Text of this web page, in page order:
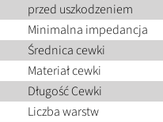
przed uszkodzeniem
Minimalna impedancja
Średnica cewki
Materiał cewki
Długość Cewki
Liczba warstw